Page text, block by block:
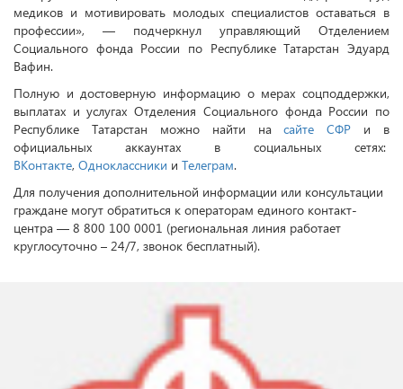
медиков и мотивировать молодых специалистов оставаться в
профессии», — подчеркнул управляющий Отделением
Социального фонда России по Республике Татарстан Эдуард
Вафин.
Полную и достоверную информацию о мерах соцподдержки,
выплатах и услугах Отделения Социального фонда России по
Республике Татарстан можно найти насайте СФР и в
официальных аккаунтах в социальных сетях:
ВКонтакте, Одноклассники и Телеграм.
Для получения дополнительной информации или консультации
граждане могут обратиться к операторам единого контакт-
центра — 8 800 100 0001 (региональная линия работает
круглосуточно – 24/7, звонок бесплатный).